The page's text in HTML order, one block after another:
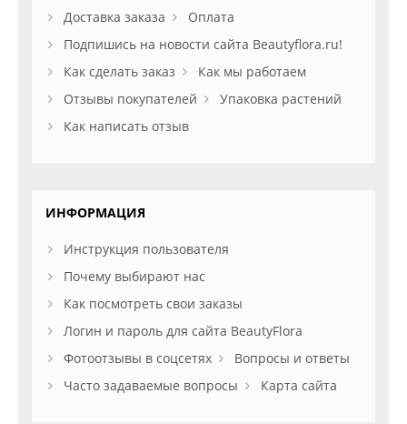
Доставка заказа
Оплата
Подпишись на новости сайта Beautyflora.ru!
Как сделать заказ
Как мы работаем
Отзывы покупателей
Упаковка растений
Как написать отзыв
ИНФОРМАЦИЯ
Инструкция пользователя
Почему выбирают нас
Как посмотреть свои заказы
Логин и пароль для сайта BeautyFlora
Фотоотзывы в соцсетях
Вопросы и ответы
Часто задаваемые вопросы
Карта сайта